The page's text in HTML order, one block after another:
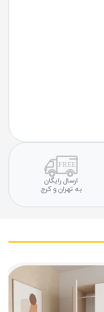
ارسال رایگان
به تهران و کرج